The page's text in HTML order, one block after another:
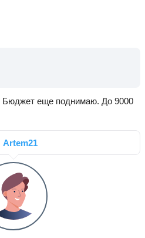
еще поднимаю. До 9000
Artem21